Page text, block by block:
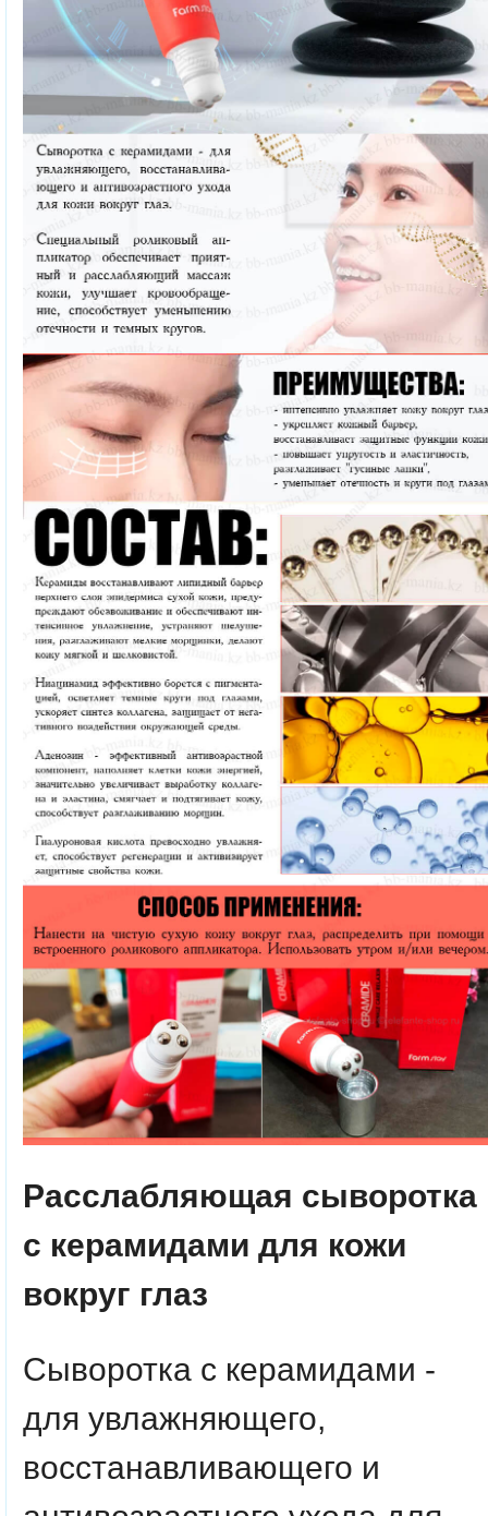
Расслабляющая сыворотка
с керамидами для кожи
вокруг глаз
Сыворотка с керамидами -
для увлажняющего,
восстанавливающего и